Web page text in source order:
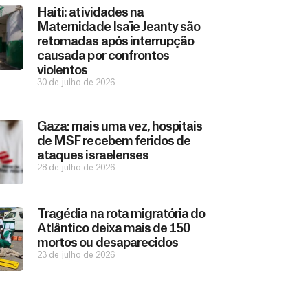
Haiti: atividades na
Maternidade Isaïe Jeanty são
retomadas após interrupção
causada por confrontos
violentos
30 de julho de 2026
Gaza: mais uma vez, hospitais
de MSF recebem feridos de
ataques israelenses
28 de julho de 2026
Tragédia na rota migratória do
Atlântico deixa mais de 150
mortos ou desaparecidos
23 de julho de 2026